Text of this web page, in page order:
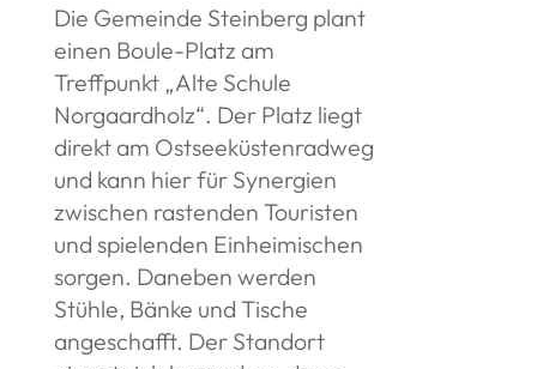
Die Gemeinde Steinberg plant
einen Boule-Platz am
Treffpunkt „Alte Schule
Norgaardholz“. Der Platz liegt
direkt am Ostsee­küstenradweg
und kann hier für Synergien
zwischen rastenden Touristen
und spielenden Einheimischen
sorgen. Daneben werden
Stühle, Bänke und Tische
angeschafft. Der Standort